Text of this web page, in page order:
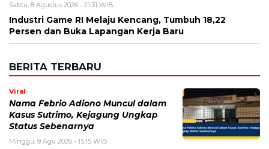
Sabtu, 8 Agustus 2026 - 21:31 WIB
Industri Game RI Melaju Kencang, Tumbuh 18,22
Persen dan Buka Lapangan Kerja Baru
BERITA TERBARU
Viral
Nama Febrio Adiono Muncul dalam
Kasus Sutrimo, Kejagung Ungkap
Status Sebenarnya
Minggu, 9 Agu 2026 - 15:15 WIB